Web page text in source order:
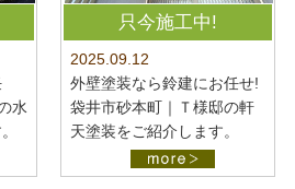
水
只今施工中!
2025.09.12
外壁塗装なら鈴建にお任せ!
袋井市砂本町｜Ｔ様邸の軒
天塗装をご紹介します。